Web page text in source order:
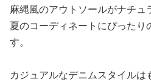
麻縄風のアウトソールがナチ
夏のコーディネートにぴったり
す。
カジュアルなデニムスタイルは